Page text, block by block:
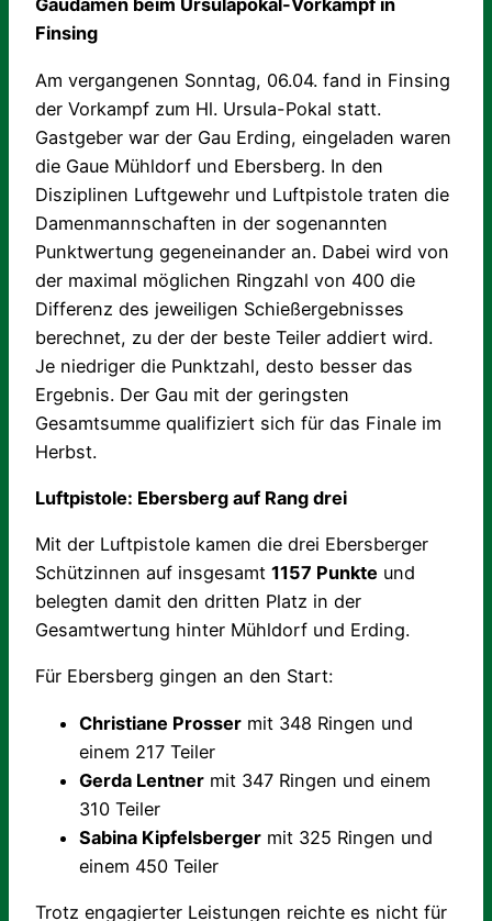
Gaudamen beim Ursulapokal-Vorkampf in
Finsing
Am vergangenen Sonntag, 06.04. fand in Finsing
der Vorkampf zum Hl. Ursula-Pokal statt.
Gastgeber war der Gau Erding, eingeladen waren
die Gaue Mühldorf und Ebersberg. In den
Disziplinen Luftgewehr und Luftpistole traten die
Damenmannschaften in der sogenannten
Punktwertung gegeneinander an. Dabei wird von
der maximal möglichen Ringzahl von 400 die
Differenz des jeweiligen Schießergebnisses
berechnet, zu der der beste Teiler addiert wird.
Je niedriger die Punktzahl, desto besser das
Ergebnis. Der Gau mit der geringsten
Gesamtsumme qualifiziert sich für das Finale im
Herbst.
Luftpistole: Ebersberg auf Rang drei
Mit der Luftpistole kamen die drei Ebersberger
Schützinnen auf insgesamt 1157 Punkte und
belegten damit den dritten Platz in der
Gesamtwertung hinter Mühldorf und Erding.
Für Ebersberg gingen an den Start:
Christiane Prosser mit 348 Ringen und
einem 217 Teiler
Gerda Lentner mit 347 Ringen und einem
310 Teiler
Sabina Kipfelsberger mit 325 Ringen und
einem 450 Teiler
Trotz engagierter Leistungen reichte es nicht für